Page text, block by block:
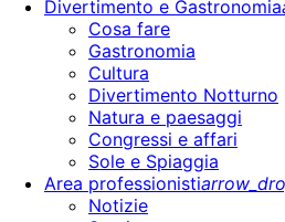
Divertimento e Gastronomia
Cosa fare
Gastronomia
Cultura
Divertimento Notturno
Natura e paesaggi
Congressi e affari
Sole e Spiaggia
Area professionisti
Notizie